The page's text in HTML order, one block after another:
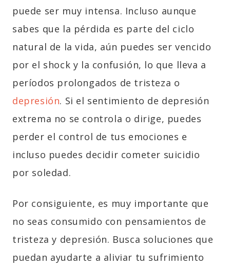
puede ser muy intensa. Incluso aunque
sabes que la pérdida es parte del ciclo
natural de la vida, aún puedes ser vencido
por el shock y la confusión, lo que lleva a
períodos prolongados de tristeza o
depresión. Si el sentimiento de depresión
extrema no se controla o dirige, puedes
perder el control de tus emociones e
incluso puedes decidir cometer suicidio
por soledad.
Por consiguiente, es muy importante que
no seas consumido con pensamientos de
tristeza y depresión. Busca soluciones que
puedan ayudarte a aliviar tu sufrimiento